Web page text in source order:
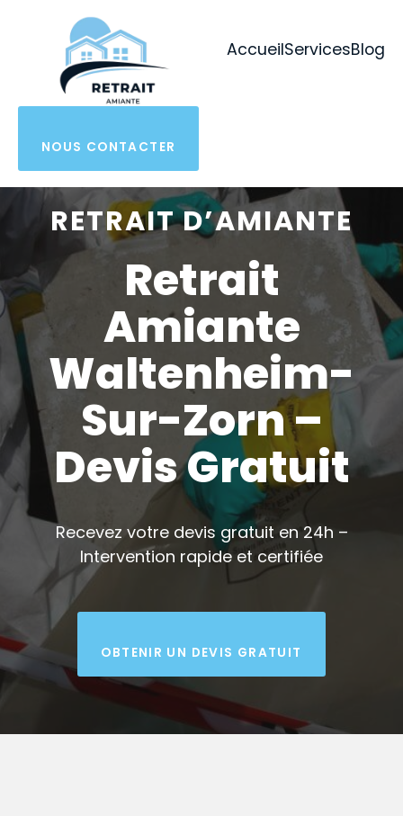
AccueilServicesBlog
NOUS CONTACTER
RETRAIT D’AMIANTE
Retrait
Amiante
Waltenheim-
Sur-Zorn –
Devis Gratuit
Recevez votre devis gratuit en 24h –
Intervention rapide et certifiée
OBTENIR UN DEVIS GRATUIT